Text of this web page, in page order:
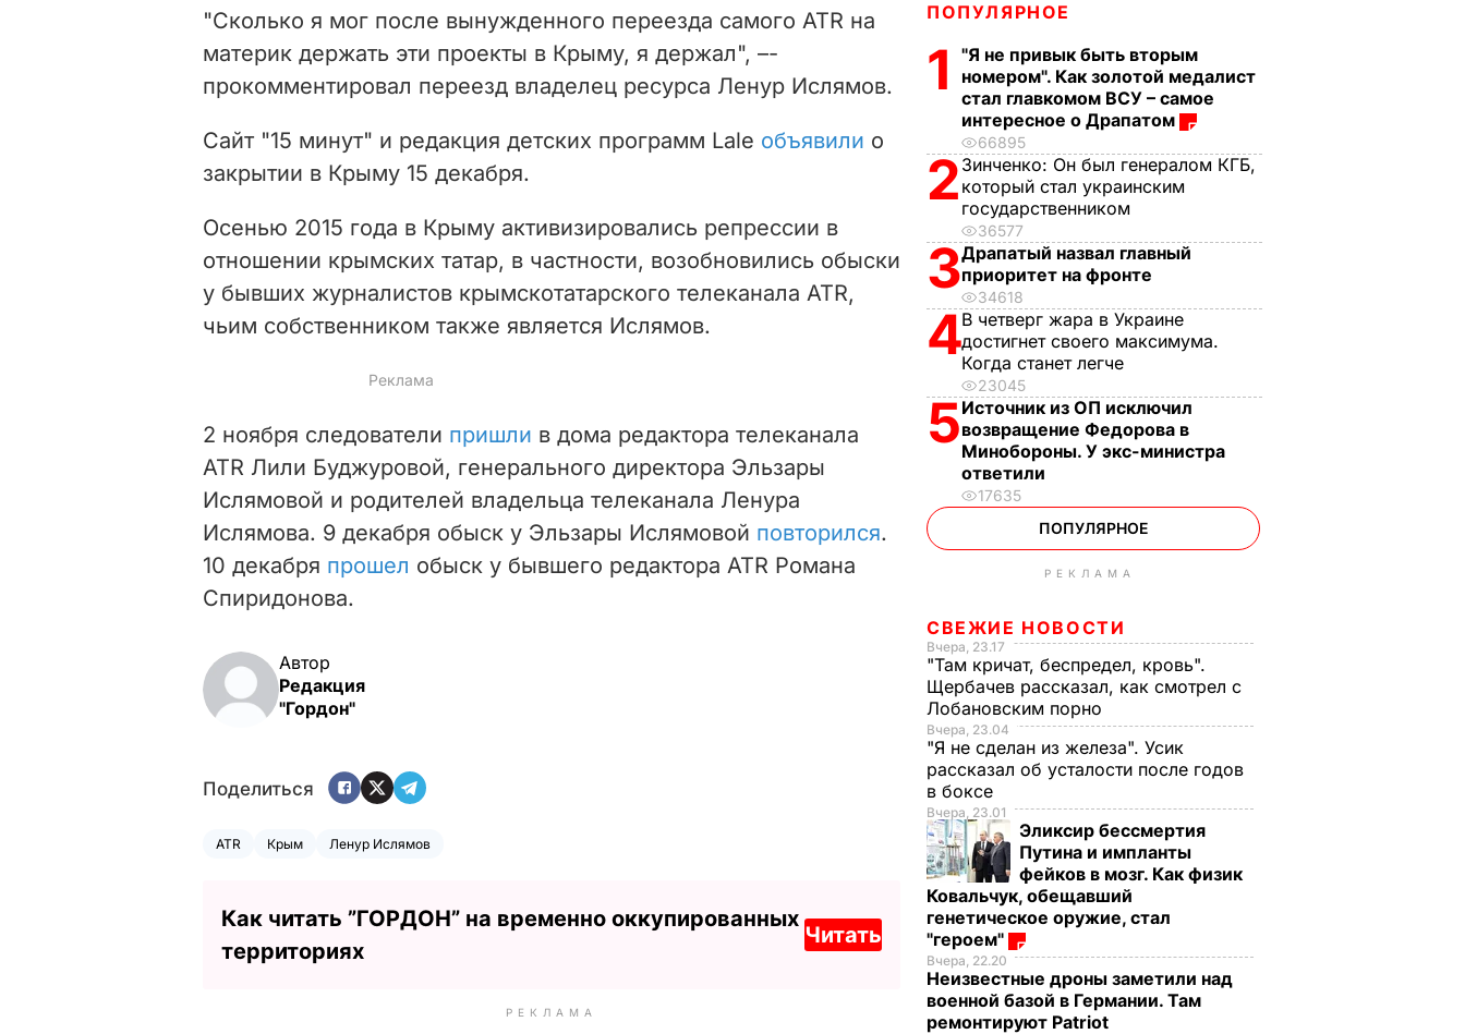
i
d
e
"Сколько я мог после вынужденного переезда самого ATR на
материк держать эти проекты в Крыму, я держал", –-
прокомментировал переезд владелец ресурса Ленур Ислямов.
Сайт "15 минут" и редакция детских программ Lale объявили о
закрытии в Крыму 15 декабря.
Осенью 2015 года в Крыму активизировались репрессии в
отношении крымских татар, в частности, возобновились обыски
у бывших журналистов крымскотатарского телеканала ATR,
чьим собственником также является Ислямов.
2 ноября следователи пришли в дома редактора телеканала
АТR Лили Буджуровой, генерального директора Эльзары
Ислямовой и родителей владельца телеканала Ленура
Ислямова. 9 декабря обыск у Эльзары Ислямовой повторился.
10 декабря прошел обыск у бывшего редактора ATR Романа
Спиридонова.
Автор
Редакция
"Гордон"
Поделиться
ATR Крым Ленур Ислямов
Как читать ”ГОРДОН” на временно оккупированных
территориях
Читать
РЕКЛАМА
ПОПУЛЯРНОЕ
1
"Я не привык быть вторым
номером". Как золотой медалист
стал главкомом ВСУ – самое
интересное о Драпатом
66895
2 Зинченко: Он был генералом КГБ,
который стал украинским
государственником
36577
3Драпатый назвал главный
приоритет на фронте
34618
4В четверг жара в Украине
достигнет своего максимума.
Когда станет легче
23045
5Источник из ОП исключил
возвращение Федорова в
Минобороны. У экс-министра
ответили
17635
ПОПУЛЯРНОЕ
РЕКЛАМА
СВЕЖИЕ НОВОСТИ
Вчера, 23.17
"Там кричат, беспредел, кровь".
Щербачев рассказал, как смотрел с
Лобановским порно
Вчера, 23.04
"Я не сделан из железа". Усик
рассказал об усталости после годов
в боксе
Вчера, 23.01
Эликсир бессмертия
Путина и импланты
фейков в мозг. Как физик
Ковальчук, обещавший
генетическое оружие, стал
"героем"
Вчера, 22.20
Неизвестные дроны заметили над
военной базой в Германии. Там
ремонтируют Patriot